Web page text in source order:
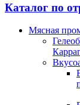
Каталог по
Мясная